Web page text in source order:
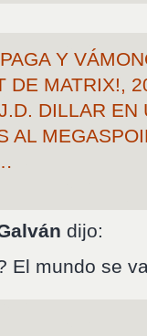
Y
DE MATRIX!,
DILLAR EN
AL
dijo:
El mundo se